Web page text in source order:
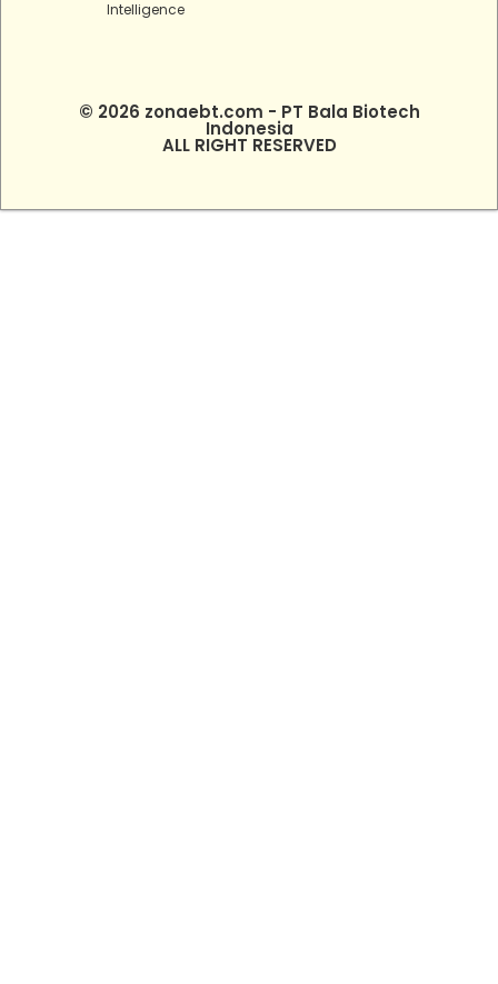
Intelligence
© 2026 zonaebt.com - PT Bala Biotech
Indonesia
ALL RIGHT RESERVED